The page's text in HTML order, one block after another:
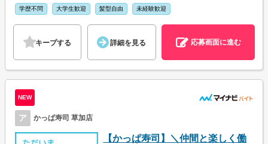
学歴不問 大学生歓迎 髪型自由 未経験歓迎
キープする 詳細を見る 応募画面に進む
NEW
ア かっぱ寿司 草加店
【かっぱ寿司】＼仲間と楽しく働